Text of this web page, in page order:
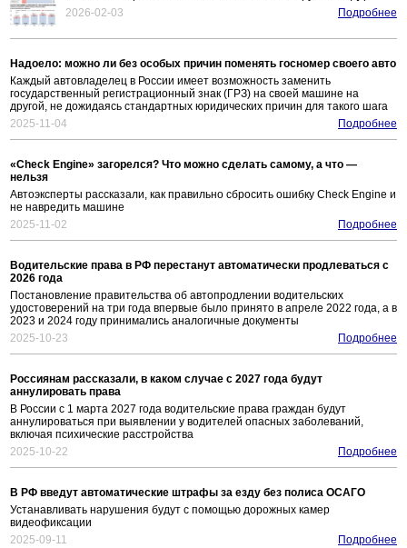
2026-02-03
Подробнее
Надоело: можно ли без особых причин поменять госномер своего авто
Каждый автовладелец в России имеет возможность заменить
государственный регистрационный знак (ГРЗ) на своей машине на
другой, не дожидаясь стандартных юридических причин для такого шага
2025-11-04
Подробнее
«Check Engine» загорелся? Что можно сделать самому, а что —
нельзя
Автоэксперты рассказали, как правильно сбросить ошибку Check Engine и
не навредить машине
2025-11-02
Подробнее
Водительские права в РФ перестанут автоматически продлеваться с
2026 года
Постановление правительства об автопродлении водительских
удостоверений на три года впервые было принято в апреле 2022 года, а в
2023 и 2024 году принимались аналогичные документы
2025-10-23
Подробнее
Россиянам рассказали, в каком случае с 2027 года будут
аннулировать права
В России с 1 марта 2027 года водительские права граждан будут
аннулироваться при выявлении у водителей опасных заболеваний,
включая психические расстройства
2025-10-22
Подробнее
В РФ введут автоматические штрафы за езду без полиса ОСАГО
Устанавливать нарушения будут с помощью дорожных камер
видеофиксации
2025-09-11
Подробнее